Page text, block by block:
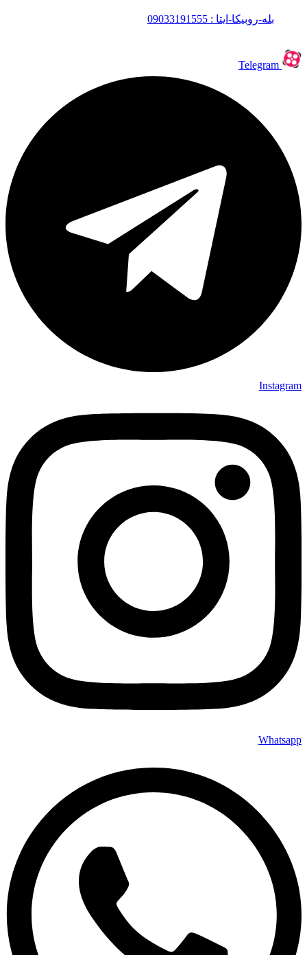
بله-روبیکا-ایتا : 09033191555
Telegram
Instagram
Whatsapp